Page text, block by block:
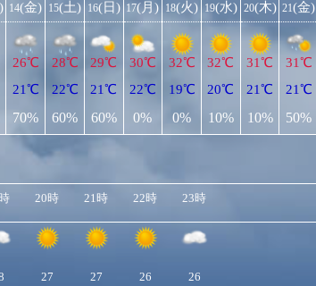
14(金)
26℃
21℃
70%
15(土)
28℃
22℃
60%
16(日)
29℃
21℃
60%
17(月)
30℃
22℃
0%
18(火)
32℃
19℃
0%
19(水)
32℃
20℃
10%
20(木)
31℃
21℃
10%
21(金)
31℃
21℃
50%
20時 21時 22時 23時
27 27 26 26